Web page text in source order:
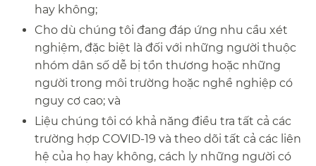
hay không;​​
Cho dù chúng tôi đang đáp ứng nhu cầu xét
nghiệm, đặc biệt là đối với những người thuộc
nhóm dân số dễ bị tổn thương hoặc những
người trong môi trường hoặc nghề nghiệp có
nguy cơ cao; và​​
Liệu chúng tôi có khả năng điều tra tất cả các
trường hợp COVID-19 và theo dõi tất cả các liên
hệ của họ hay không, cách ly những người có